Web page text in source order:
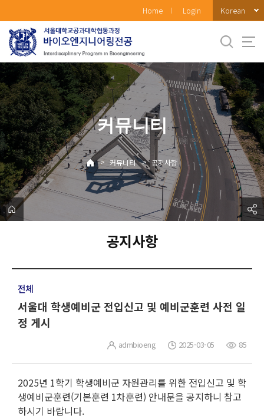
로
메
뉴
Home Login Korean
커뮤니티
> 커뮤니티 > 공지사항
공지사항
전체
서울대 학생예비군 전입신고 및 예비군훈련 사전 일
정 게시
admbioeng 2025-03-05 85
2025년 1학기 학생예비군 자원관리를 위한 전입신고 및 학
생예비군훈련(기본훈련 1차훈련) 안내문을 공지하니 참고
하시기 바랍니다.